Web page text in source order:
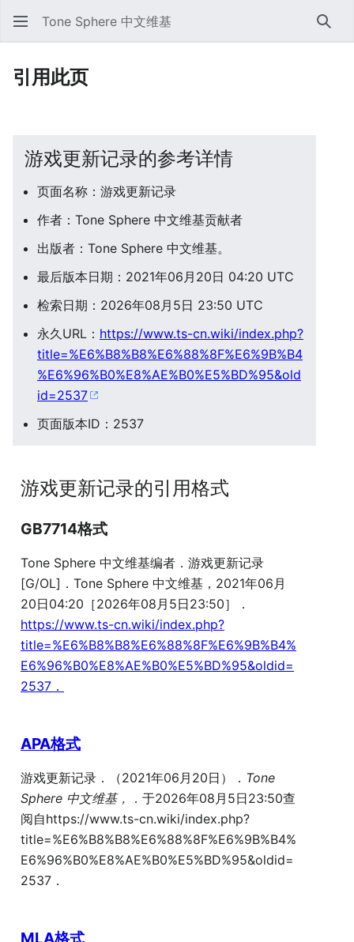
Tone Sphere 中文维基 搜索
引用此页
游戏更新记录的参考详情
页面名称：游戏更新记录
作者：Tone Sphere 中文维基贡献者
出版者：Tone Sphere 中文维基。
最后版本日期：2021年06月20日 04:20 UTC
检索日期：2026年08月5日 23:50 UTC
永久URL： https://www.ts-cn.wiki/index.php?
title=%E6%B8%B8%E6%88%8F%E6%9B%B4
%E6%96%B0%E8%AE%B0%E5%BD%95&old
id=2537
页面版本ID：2537
游戏更新记录的引用格式
GB7714格式
Tone Sphere 中文维基编者．游戏更新记录
[G/OL]．Tone Sphere 中文维基，2021年06月
20日04:20［2026年08月5日23:50］．
https://www.ts-cn.wiki/index.php?
title=%E6%B8%B8%E6%88%8F%E6%9B%B4%
E6%96%B0%E8%AE%B0%E5%BD%95&oldid=
2537．
APA格式
游戏更新记录．（2021年06月20日）． Tone
Sphere 中文维基，
．于2026年08月5日23:50查
阅自https://www.ts-cn.wiki/index.php?
title=%E6%B8%B8%E6%88%8F%E6%9B%B4%
E6%96%B0%E8%AE%B0%E5%BD%95&oldid=
2537．
MLA格式